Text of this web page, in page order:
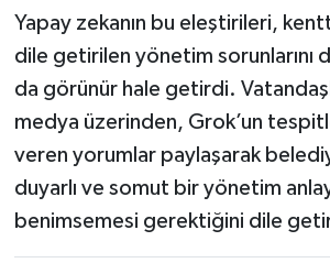
Yapay zekanın bu eleştirileri,
dile getirilen yönetim sorunlarını
da görünür hale getirdi.
medya üzerinden, Grok’un
veren yorumlar paylaşarak
duyarlı ve somut bir yönetim
benimsemesi gerektiğini dile